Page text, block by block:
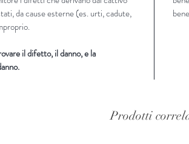
da cause esterne (es. urti, cadute,
il difetto, il danno, e la
Prodotti